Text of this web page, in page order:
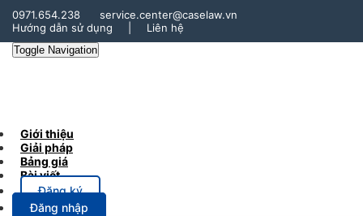
0971.654.238
service.center@caselaw.vn
Hướng dẫn sử dụng
Liên hệ
Toggle Navigation
Giới thiệu
Giải pháp
Bảng giá
Bài viết
Đăng ký
Đăng nhập